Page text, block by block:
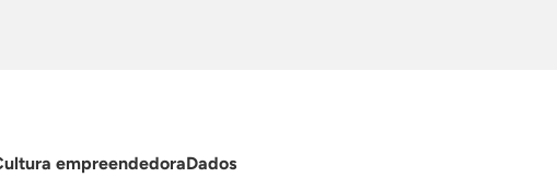
empreendedoraDados